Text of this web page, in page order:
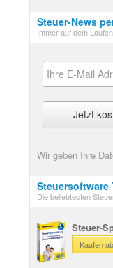
Steuer-News
Immer auf dem
Wir geben Ihre
Steuersoftware
Die beliebtesten
Steuer-
Kaufen